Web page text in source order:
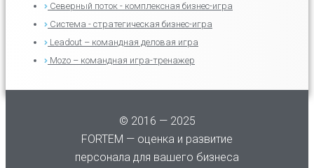
Северный поток - комплексная бизнес-игра
Система - стратегическая бизнес-игра
Leadout – командная деловая игра
Mozo – командная игра-тренажер
© 2016 — 2025
FORTEM — оценка и развитие
персонала для вашего бизнеса